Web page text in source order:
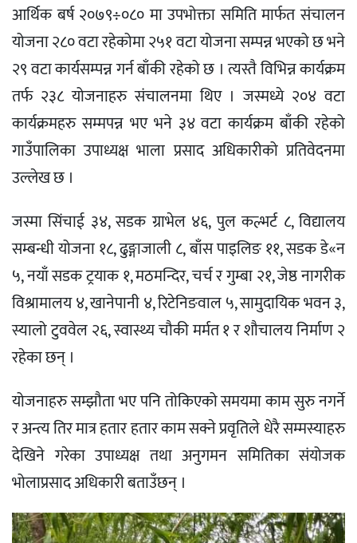
आर्थिक बर्ष २०७९÷०८० मा उपभोक्ता समिति मार्फत संचालन
योजना २८० वटा रहेकोमा २५१ वटा योजना सम्पन्न भएको छ भने
२९ वटा कार्यसम्पन्न गर्न बाँकी रहेको छ । त्यस्तै विभिन्न कार्यक्रम
तर्फ २३८ योजनाहरु संचालनमा थिए । जस्मध्ये २०४ वटा
कार्यक्रमहरु सम्मपन्न भए भने ३४ वटा कार्यक्रम बाँकी रहेको
गाउँपालिका उपाध्यक्ष भाला प्रसाद अधिकारीको प्रतिवेदनमा
उल्लेख छ ।
जस्मा सिंचाई ३४, सडक ग्राभेल ४६, पुल कल्भर्ट ८, विद्यालय
सम्बन्धी योजना १८, ढुङ्गाजाली ८, बाँस पाइलिङ ११, सडक डे«न
५, नयाँ सडक ट्रयाक १, मठमन्दिर, चर्च र गुम्बा २१, जेष्ठ नागरीक
विश्रामालय ४, खानेपानी ४, रिटेनिङवाल ५, सामुदायिक भवन ३,
स्यालो टुववेल २६, स्वास्थ्य चौकी मर्मत १ र शौचालय निर्माण २
रहेका छन् ।
योजनाहरु सम्झौता भए पनि तोकिएको समयमा काम सुरु नगर्ने
र अन्त्य तिर मात्र हतार हतार काम सक्ने प्रवृतिले धेरै सम्मस्याहरु
देखिने गरेका उपाध्यक्ष तथा अनुगमन समितिका संयोजक
भोलाप्रसाद अधिकारी बताउँछन् ।